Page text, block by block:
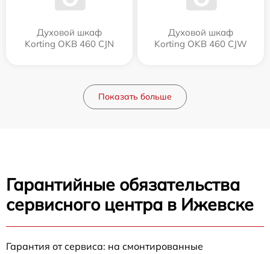
Духовой шкаф
Korting OKB 460 CJN
Духовой шкаф
Korting OKB 460 CJW
Показать больше
Гарантийные обязательства
сервисного центра в Ижевске
Гарантия от сервиса: на смонтированные